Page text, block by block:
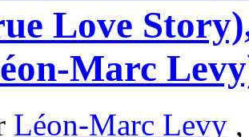
Love
Marc
Léon-Marc Levy